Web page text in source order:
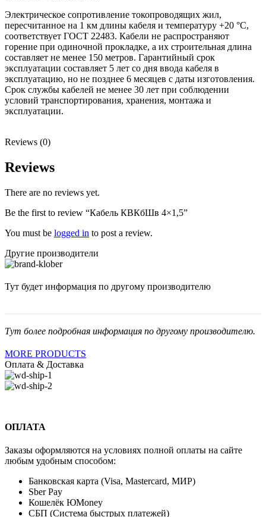
Электрическое сопротивление токопроводящих жил,
пересчитанное на 1 км длины кабеля и температуру +20 °С,
соответствует ГОСТ 22483. Кабели не распространяют
горение при одиночной прокладке, а их строительная длина
составляет не менее 150 метров. Гарантийный срок
эксплуатации составляет 5 лет со дня ввода кабеля в
эксплуатацию, но не позднее 6 месяцев с даты изготовления.
Срок службы кабелей не менее 30 лет при соблюдении
условий транспортирования, хранения, монтажа и
эксплуатации.
Reviews (0)
Reviews
There are no reviews yet.
Be the first to review “Кабель КВКбШв 4×1,5”
You must be logged in to post a review.
Другие производители
Тут будет информация по другому производителю
Тут более подробная информация по другому производителю.
MORE PRODUCTS
Оплата & Доставка
ОПЛАТА
Заказы оформляются на условиях полной оплаты на сайте
любым удобным способом:
Банковская карта (Visa, Mastercard, МИР)
Sber Pay
Кошелёк ЮMoney
СБП (Система быстрых платежей)